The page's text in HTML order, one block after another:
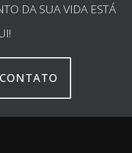
DA SUA VIDA ESTÁ